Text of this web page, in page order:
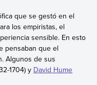
que se gestó en el
los empiristas, el
sensible. En esto
pensaban que el
Algunos de sus
1704) y David Hume